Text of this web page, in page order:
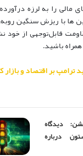
مالی را به لرزه
ها با ریزش سنگین
قابل‌توجهی از خود
باشید.
بر اقتصاد و بازار
دیدگاه
درباره